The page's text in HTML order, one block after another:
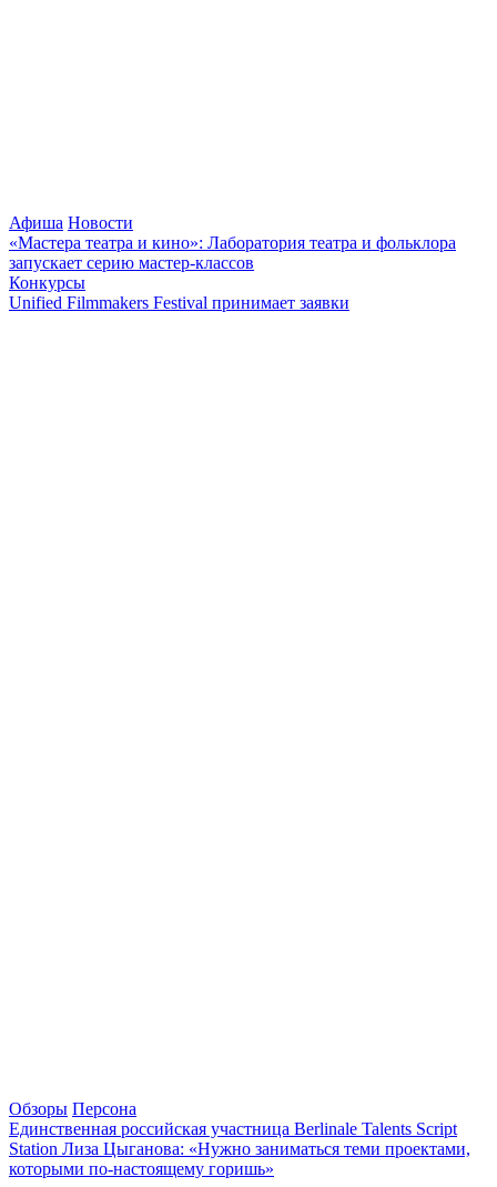
Афиша Новости
«Мастера театра и кино»: Лаборатория театра и фольклора
запускает серию мастер-классов
Конкурсы
Unified Filmmakers Festival принимает заявки
Обзоры Персона
Единственная российская участница Berlinale Talents Script
Station Лиза Цыганова: «Нужно заниматься теми проектами,
которыми по-настоящему горишь»